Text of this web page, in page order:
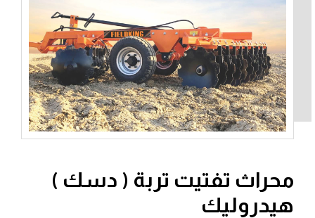
محراث تفتيت تربة ( دسك )
هيدروليك